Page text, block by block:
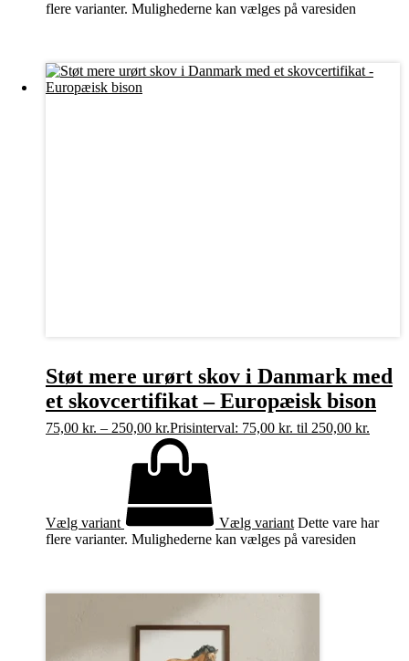
flere varianter. Mulighederne kan vælges på varesiden
Støt mere urørt skov i Danmark med
et skovcertifikat – Europæisk bison
75,00 kr. – 250,00 kr.Prisinterval: 75,00 kr. til 250,00 kr.
Vælg variant Vælg variant Dette vare har
flere varianter. Mulighederne kan vælges på varesiden